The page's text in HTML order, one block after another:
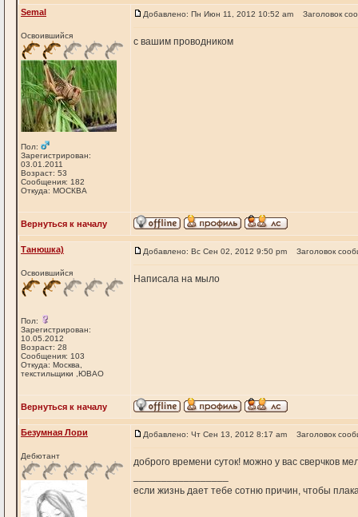
Semal
Освоившийся
Пол:
Зарегистрирован:
03.01.2011
Возраст: 53
Сообщения: 182
Откуда: МОСКВА
Добавлено: Пн Июн 11, 2012 10:52 am Заголовок
с вашим проводником
Вернуться к началу
Танюшка)
Освоившийся
Пол:
Зарегистрирован:
10.05.2012
Возраст: 28
Сообщения: 103
Откуда: Москва,
текстильщики ,ЮВАО
Добавлено: Вс Сен 02, 2012 9:50 pm Заголовок
Написала на мыло
Вернуться к началу
Безумная Лори
Дебютант
Добавлено: Чт Сен 13, 2012 8:17 am Заголовок
доброго времени суток! можно у вас сверчков
если жизнь дает тебе сотню причин, чтобы